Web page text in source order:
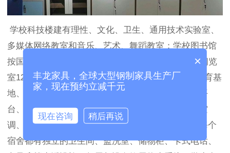
学校科技楼建有理性、文化、卫生、通用技术实验室、
多媒体网络教室和音乐、艺术、舞蹈教室；学校图书馆
按国家一级标准配置，藏书、书库50多万册，电子阅览
室120多个，近百种出版物期刊阅览室，天文台、德育基
地、心语室等配套设施；南北教学楼每班配备电子平
台、互动电子白板、监控平台等多媒体教学设施，空
调、饮用水热水系统等辅助生活设施；学生公寓的每个
宿舍都有独立的卫生间、盥洗室、储物柜、卡式电话、
×
丰龙家具，全球大型钢制家具生产厂
家，现在预约立减千元
现在咨询 稍后再说